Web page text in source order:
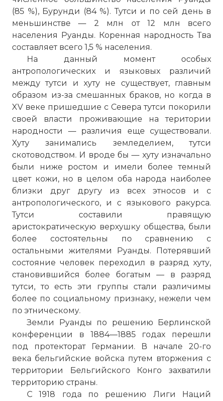
(85 %), Бурунди (84 %). Тутси и по сей день в
меньшинстве — 2 млн от 12 млн всего
населения Руанды. Коренная народность Тва
составляет всего 1,5 % населения.
На данный момент особых
антропологических и языковых различий
между тутси и хуту не существует, главным
образом из-за смешанных браков, но когда в
XV веке пришедшие с Севера тутси покорили
своей власти проживающие на територии
народности — различия еще существовали.
Хуту занимались земледелием, тутси
скотоводством. И вроде бы — хуту изначально
были ниже ростом и имели более темный
цвет кожи, но в целом оба народа наиболее
близки друг другу из всех этносов и с
антропологического, и с языкового ракурса.
Тутси составили правящую
аристократическую верхушку общества, были
более состоятельны по сравнению с
остальными жителями Руанды. Потерявший
состояние человек переходил в разряд хуту,
становившийся более богатым — в разряд
тутси, то есть эти группы стали различимы
более по социальному признаку, нежели чем
по этническому.
Земли Руанды по решению Берлинской
конференции в 1884—1885 годах перешли
под протекторат Германии. В начале 20-го
века бельгийские войска путем вторжения с
территории Бельгийского Конго захватили
территорию страны.
С 1918 года по решению Лиги Наций